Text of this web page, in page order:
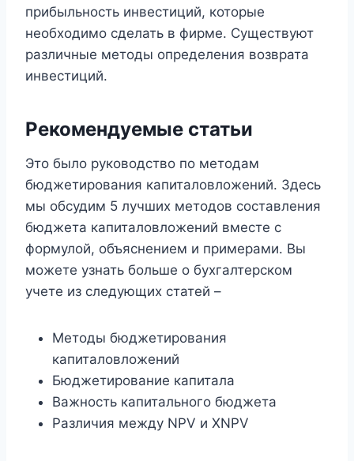
прибыльность инвестиций, которые
необходимо сделать в фирме. Существуют
различные методы определения возврата
инвестиций.
Рекомендуемые статьи
Это было руководство по методам
бюджетирования капиталовложений. Здесь
мы обсудим 5 лучших методов составления
бюджета капиталовложений вместе с
формулой, объяснением и примерами. Вы
можете узнать больше о бухгалтерском
учете из следующих статей –
Методы бюджетирования
капиталовложений
Бюджетирование капитала
Важность капитального бюджета
Различия между NPV и XNPV